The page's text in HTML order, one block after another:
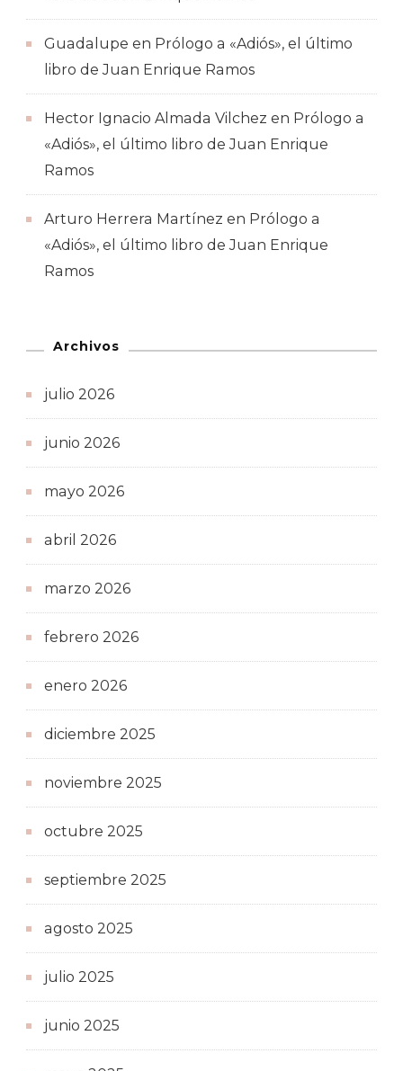
Guadalupe en Prólogo a «Adiós», el último
libro de Juan Enrique Ramos
Hector Ignacio Almada Vilchez en Prólogo a
«Adiós», el último libro de Juan Enrique
Ramos
Arturo Herrera Martínez en Prólogo a
«Adiós», el último libro de Juan Enrique
Ramos
Archivos
julio 2026
junio 2026
mayo 2026
abril 2026
marzo 2026
febrero 2026
enero 2026
diciembre 2025
noviembre 2025
octubre 2025
septiembre 2025
agosto 2025
julio 2025
junio 2025